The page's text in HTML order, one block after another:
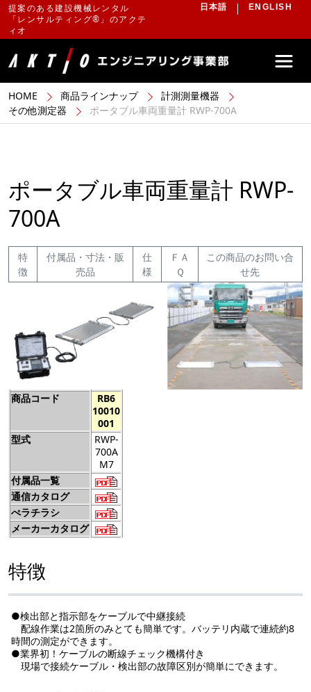
提案のある建設機械レンタル
「レンサルティング®」のアクテ
ィオ
日本語 ENGLISH
HOME 商品ラインナップ
計測測量機器
その他測定器
ポータブル車両重量計 RWP-700A
ポータブル車両重量計 RWP-
700A
特
徴
付属品・寸法・販
売品
仕
様
ＦＡ
Ｑ
この商品のお問い合
せ先
商品コード
RB6
10010
001
型式
RWP-
700A
M7
付属品一覧
通信カタログ
ぺラチラシ
メーカーカタログ
特徴
●検出部と指示部をケーブルで中継接続
配線作業は2箇所のみとても簡単です。バッテリ内蔵で連続約8
時間の測定ができます。
●業界初！ケーブルの断線チェック機構付き
現場で接続ケーブル・検出部の故障区別が簡単にできます。